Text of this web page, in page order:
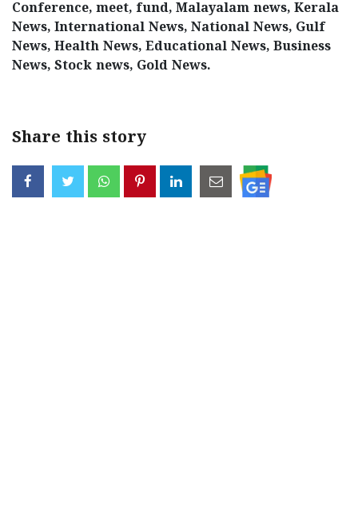
Conference, meet, fund, Malayalam news, Kerala
News, International News, National News, Gulf
News, Health News, Educational News, Business
News, Stock news, Gold News.
Share this story